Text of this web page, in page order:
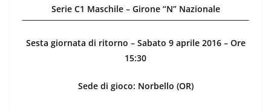
Serie C1 Maschile – Girone “N” Nazionale
Sesta giornata di ritorno – Sabato 9 aprile 2016 – Ore
15:30
Sede di gioco: Norbello (OR)